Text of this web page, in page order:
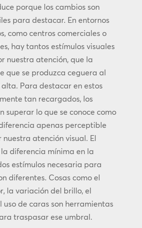
porque los cambios son
para destacar. En entornos
como centros comerciales o
hay tantos estímulos visuales
nuestra atención, que la
que se produzca ceguera al
Para destacar en estos
tan recargados, los
superar lo que se conoce como
apenas perceptible
nuestra atención visual. El
la diferencia mínima en la
estímulos necesaria para
diferentes. Cosas como el
la variación del brillo, el
uso de caras son herramientas
traspasar ese umbral.